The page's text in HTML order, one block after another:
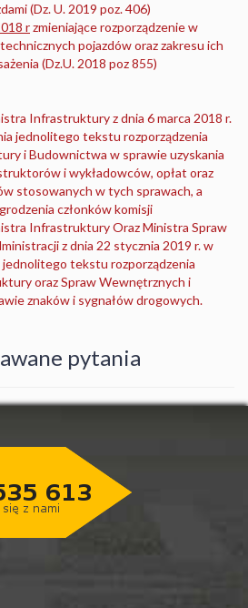
(Dz. U. 2019 poz. 406)
rzmieniające rozporządzenie w
pojazdów oraz zakresu ich
(Dz.U. 2018 poz 855)
Infrastruktury z dnia 6 marca 2018 r.
jednolitego tekstu rozporządzenia
i Budownictwa w sprawie uzyskania
i wykładowców, opłat oraz
stosowanych w tych sprawach, a
członków komisji
Infrastruktury Oraz Ministra Spraw
z dnia 22 stycznia 2019 r. w
jednolitego tekstu rozporządzenia
oraz Spraw Wewnętrznych i
znaków i sygnałów drogowych.
pytania